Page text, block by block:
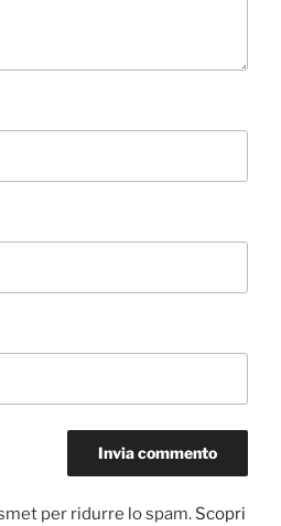
per ridurre lo spam. Scopri